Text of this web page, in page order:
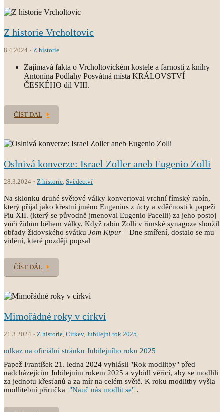
Z historie Vrcholtovic
8.4.2024 Z historie
Zajímavá fakta o Vrcholtovickém kostele a farnosti z knihy
Antonína Podlahy Posvátná místa KRÁLOVSTVÍ
ČESKÉHO díl VIII.
ČÍST DÁL
Oslnivá konverze: Israel Zoller aneb Eugenio Zolli
28.3.2024 Z historie, Svědectví
Na sklonku druhé světové války konvertoval vrchní římský rabín,
který přijal jako křestní jméno Eugenius z úcty a vděčnosti k papeži
Piu XII. (který se původně jmenoval Eugenio Pacelli) za jeho postoj
vůči židům během války. Když rabín Zolli v římské synagoze sloužil
obřady židovského svátku Jom Kipur – Dne smíření, dostalo se mu
vidění, které později popsal
ČÍST DÁL
Mimořádné roky v církvi
21.3.2024 Z historie, Církev, Jubilejní rok 2025
odkaz na oficiální stránku Jubilejního roku 2025
Papež František 21. ledna 2024 vyhlásil "Rok modlitby" před
nadcházejícím Jubilejním rokem 2025 a vybídl věřící, aby se modlili
za jednotu křesťanů a za mír na celém světě. K roku modlitby vyšla
modlitební příručka "Nauč nás modlit se" .